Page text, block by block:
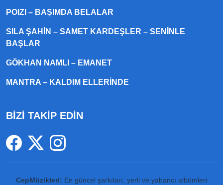
POIZI – BAŞIMDA BELALAR
SILA ŞAHIN – SAMET KARDEŞLER – SENINLE
BAŞLAR
GÖKHAN NAMLI – EMANET
MANTRA – KALDIM ELLERINDE
BİZİ TAKİP EDİN
CepMüzikleri: En güncel şarkıları, yerli ve yabancı albümleri